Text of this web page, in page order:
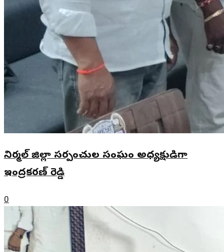
నిర్మల్ జిల్లా సర్పంచుల సంఘం అధ్యక్షుడిగా
ఇంద్రకరణ్ రెడ్డి
0